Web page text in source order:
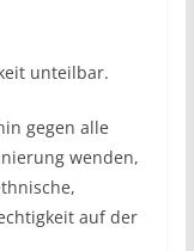
unteilbar.
gegen alle
wenden,
auf der